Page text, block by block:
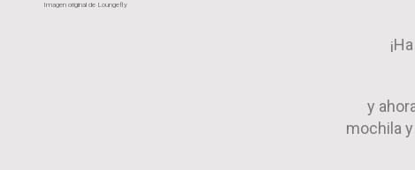
Imagen original de Loungefly
y
mochila